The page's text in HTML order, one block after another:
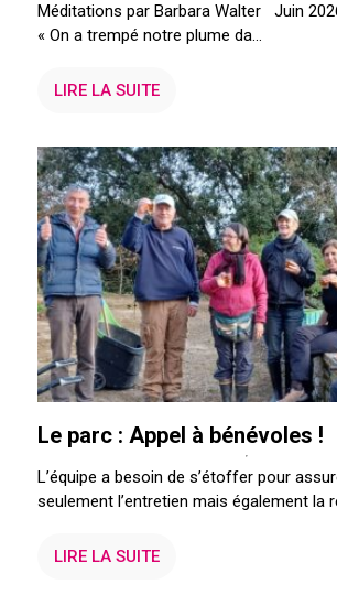
Méditations par Barbara Walter Juin
« On a trempé notre plume da...
LIRE LA SUITE
Le parc : Appel à bénévoles !
L’équipe a besoin de s’étoffer pour
seulement l’entretien mais également la
LIRE LA SUITE